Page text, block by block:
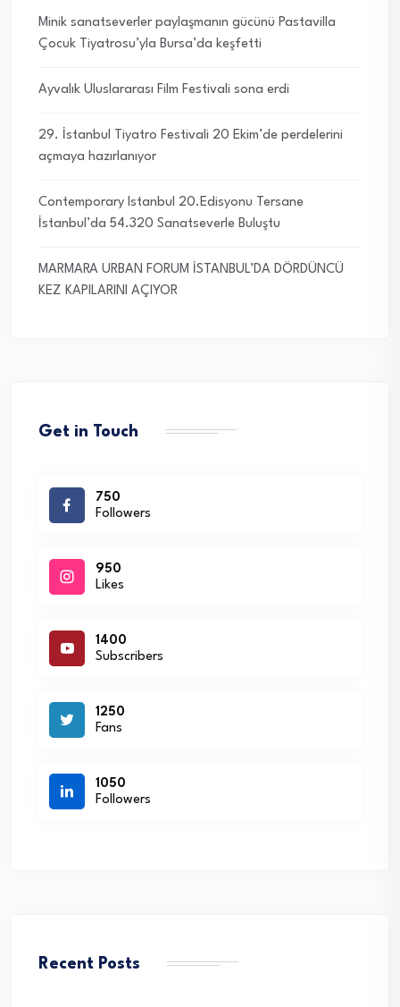
Minik sanatseverler paylaşmanın gücünü Pastavilla
Çocuk Tiyatrosu’yla Bursa’da keşfetti
Ayvalık Uluslararası Film Festivali sona erdi
29. İstanbul Tiyatro Festivali 20 Ekim’de perdelerini
açmaya hazırlanıyor
Contemporary Istanbul 20.Edisyonu Tersane
İstanbul’da 54.320 Sanatseverle Buluştu
MARMARA URBAN FORUM İSTANBUL’DA DÖRDÜNCÜ
KEZ KAPILARINI AÇIYOR
Get in Touch
750
Followers
950
Likes
1400
Subscribers
1250
Fans
1050
Followers
Recent Posts